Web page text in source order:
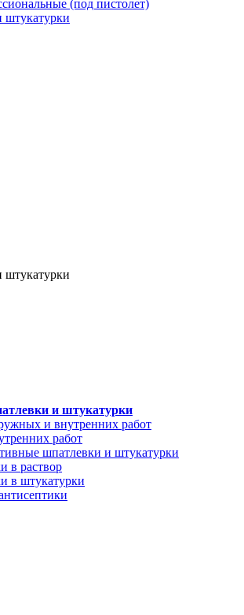
(под пистолет)
и штукатурки
и внутренних работ
работ
шпатлевки и штукатурки
в раствор
в штукатурки